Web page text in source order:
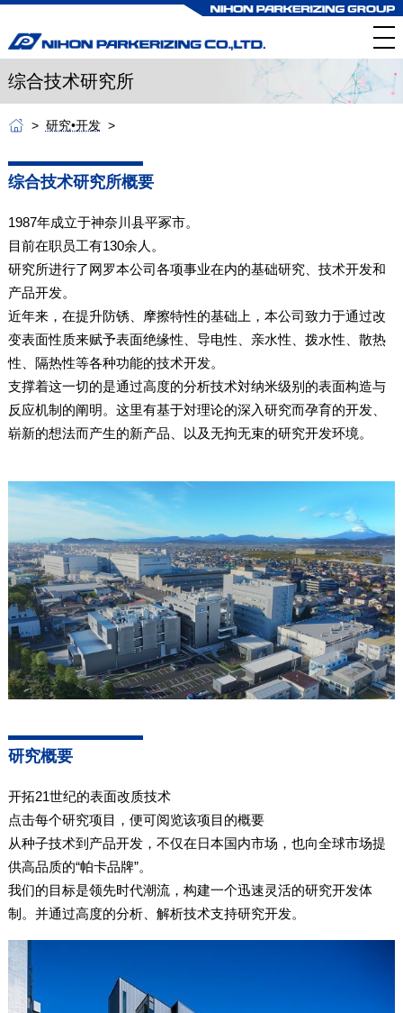
综合技术研究所
研究•开发
综合技术研究所概要
1987年成立于神奈川县平冢市。
目前在职员工有130余人。
研究所进行了网罗本公司各项事业在内的基础研究、技术开发和
产品开发。
近年来，在提升防锈、摩擦特性的基础上，本公司致力于通过改
变表面性质来赋予表面绝缘性、导电性、亲水性、拨水性、散热
性、隔热性等各种功能的技术开发。
支撑着这一切的是通过高度的分析技术対纳米级别的表面构造与
反应机制的阐明。这里有基于対理论的深入研究而孕育的开发、
崭新的想法而产生的新产品、以及无拘无束的研究开发环境。
研究概要
开拓21世纪的表面改质技术
点击每个研究项目，便可阅览该项目的概要
从种子技术到产品开发，不仅在日本国内市场，也向全球市场提
供高品质的“帕卡品牌”。
我们的目标是领先时代潮流，构建一个迅速灵活的研究开发体
制。并通过高度的分析、解析技术支持研究开发。